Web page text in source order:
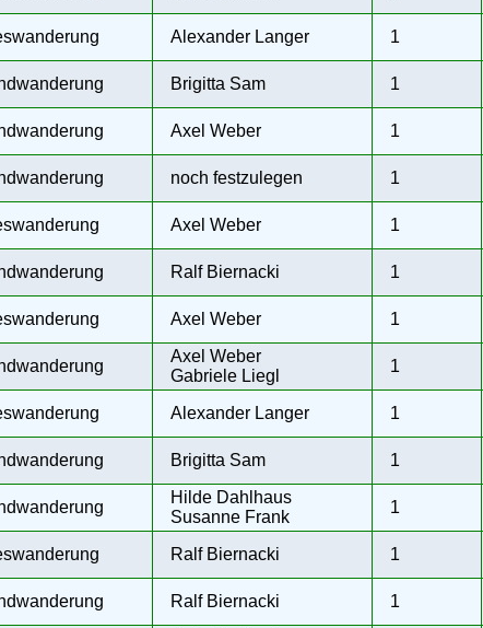
Alexander Langer 1
Brigitta Sam 1
Axel Weber 1
noch festzulegen 1
Axel Weber 1
Ralf Biernacki 1
Axel Weber 1
Axel Weber
Gabriele Liegl
1
Alexander Langer 1
Brigitta Sam 1
Hilde Dahlhaus
Susanne Frank
1
Ralf Biernacki 1
Ralf Biernacki 1